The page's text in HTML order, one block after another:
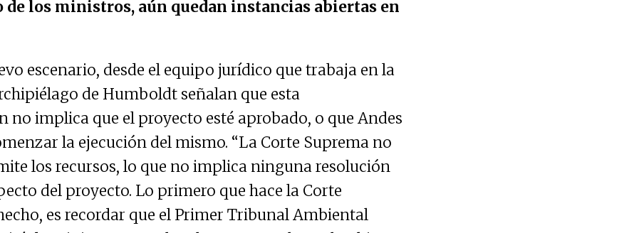
de los ministros, aún quedan instancias abiertas en
escenario, desde el equipo jurídico que trabaja en la
de Humboldt señalan que esta
no implica que el proyecto esté aprobado, o que Andes
la ejecución del mismo. “La Corte Suprema no
los recursos, lo que no implica ninguna resolución
del proyecto. Lo primero que hace la Corte
es recordar que el Primer Tribunal Ambiental